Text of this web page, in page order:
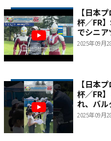
【日本
杯／FR
でシニア
2025年09月
【日本
杯／FR
れ、バ
えて記念
2025年09月